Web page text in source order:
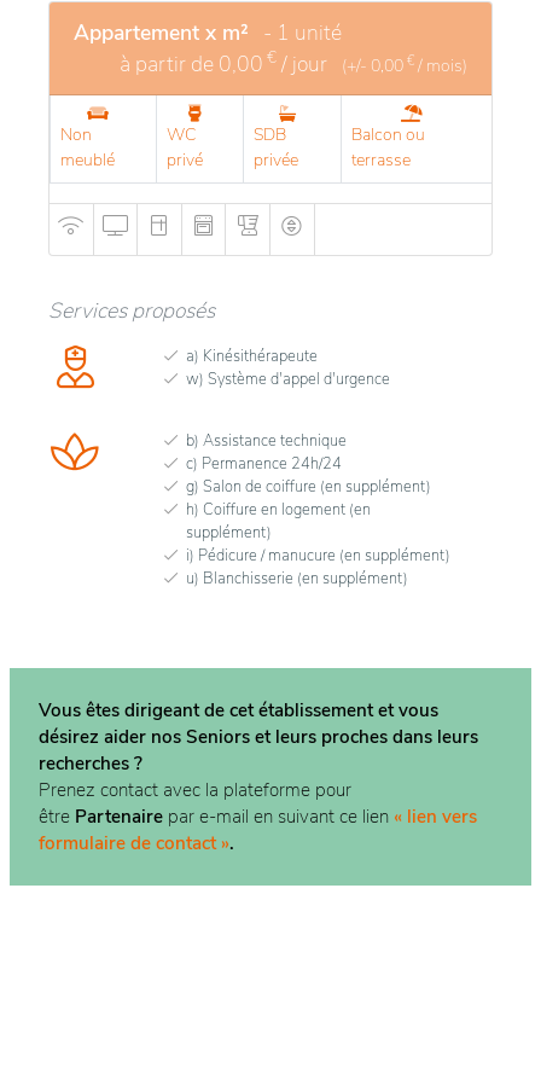
Les résidents profitent d’infrastructures modernes et
sécurisées, avec des appartements confortables et
adaptés aux besoins des seniors autonomes.
Les services incluent une assistance personnalisée,
des espaces de détente, un restaurant, ainsi que des
activités variées favorisant la convivialité. Son
atmosphère chaleureuse et son cadre enchanteur en
sérénité, avec un accès aisé aux transports,
commerces et établissements de santé.
Appartement x m² - 1 unité
à partir de 0,00 € / jour (+/- 0,00 € / mois)
Non
meublé
WC
privé
SDB
privée
Balcon ou
terrasse
Services proposés
a) Kinésithérapeute
w) Système d'appel d'urgence
b) Assistance technique
c) Permanence 24h/24
g) Salon de coiffure (en supplément)
h) Coiffure en logement (en
supplément)
i) Pédicure / manucure (en supplément)
u) Blanchisserie (en supplément)
Vous êtes dirigeant de cet établissement et vous
désirez aider nos Seniors et leurs proches dans leurs
recherches ?
Prenez contact avec la plateforme pour
être Partenaire par e-mail en suivant ce lien « lien vers
formulaire de contact ».